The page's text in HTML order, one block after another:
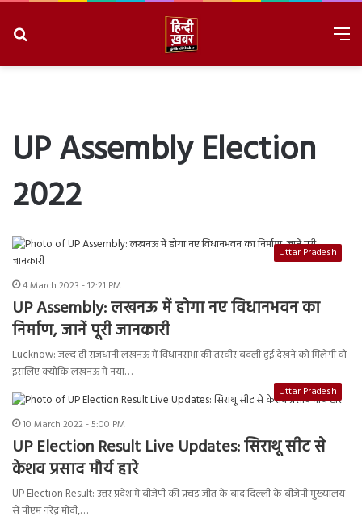
UP Assembly Election
2022
Uttar Pradesh
4 March 2023 - 12:21 PM
UP Assembly: लखनऊ में होगा नए विधानभवन का
निर्माण, जानें पूरी जानकारी
Lucknow: जल्द ही राजधानी लखनऊ में विधानसभा की तस्वीर बदली हुई देखने को मिलेगी वो
इसलिए क्योंकि लखनऊ में नया…
Uttar Pradesh
10 March 2022 - 5:00 PM
UP Election Result Live Updates: सिराथू सीट से
केशव प्रसाद मौर्य हारे
UP Election Result: उत्तर प्रदेश में बीजेपी की प्रचंड जीत के बाद दिल्ली के बीजेपी मुख्यालय
से पीएम नरेंद्र मोदी,…